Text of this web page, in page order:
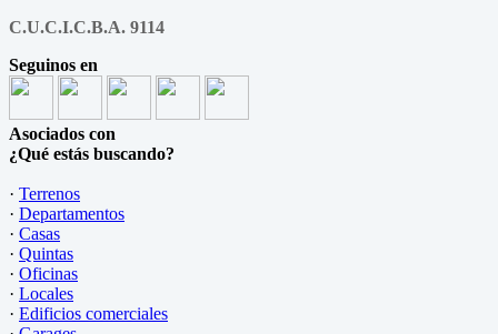
C.U.C.I.C.B.A. 9114
Seguinos en
Asociados con
¿Qué estás buscando?
· Terrenos
· Departamentos
· Casas
· Quintas
· Oficinas
· Locales
· Edificios comerciales